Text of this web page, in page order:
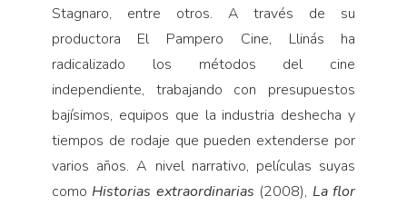
Stagnaro, entre otros. A través de su
productora El Pampero Cine, Llinás ha
radicalizado los métodos del cine
independiente, trabajando con presupuestos
bajísimos, equipos que la industria deshecha y
tiempos de rodaje que pueden extenderse por
varios años. A nivel narrativo, películas suyas
como Historias extraordinarias (2008), La flor